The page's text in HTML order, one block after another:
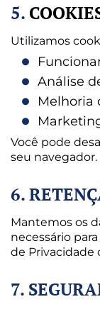
5.
Utilizamos
Análise
Melhoria
Você pode
seu navegador.
6.
Mantemos os
necessário
de Privacidade
7.